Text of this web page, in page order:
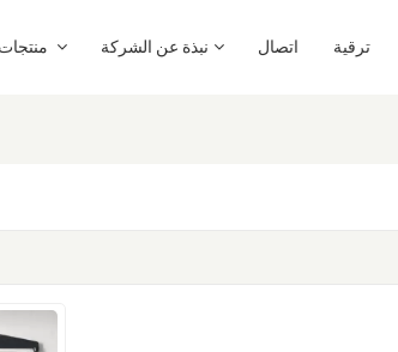
نبذة عن الشركة اتصال ترقية